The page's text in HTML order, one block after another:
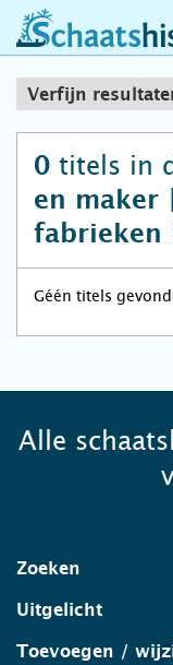
Verfijn
0 titels in
en maker
fabrieken
Géén titels
Alle
Zoeken
Uitgelicht
Toevoegen /